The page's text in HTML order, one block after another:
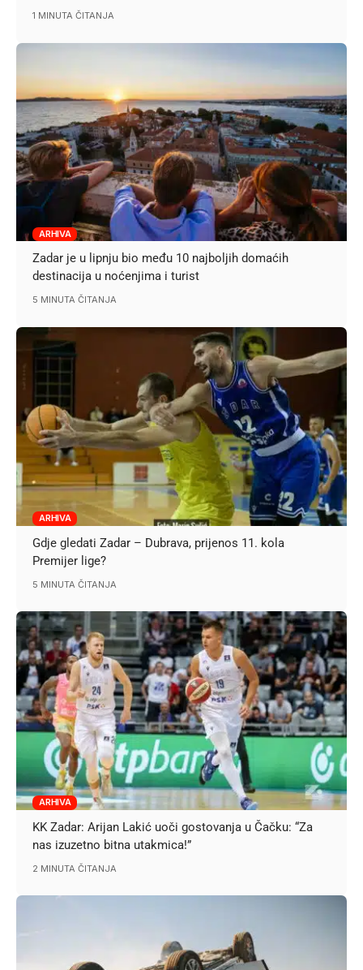
1 MINUTA ČITANJA
ARHIVA
Zadar je u lipnju bio među 10 najboljih domaćih
destinacija u noćenjima i turist
5 MINUTA ČITANJA
ARHIVA
Gdje gledati Zadar – Dubrava, prijenos 11. kola
Premijer lige?
5 MINUTA ČITANJA
ARHIVA
KK Zadar: Arijan Lakić uoči gostovanja u Čačku: “Za
nas izuzetno bitna utakmica!”
2 MINUTA ČITANJA